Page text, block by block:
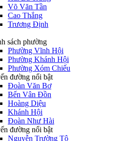
Võ Văn Tần
Cao Thắng
Trương Định
sách phường
Phường Vĩnh Hội
Phường Khánh Hội
Phường Xóm Chiếu
đường nổi bật
Đoàn Văn Bơ
Bến Vân Đồn
Hoàng Diệu
Khánh Hội
Đoàn Như Hài
đường nổi bật
Nguyễn Trường Tộ